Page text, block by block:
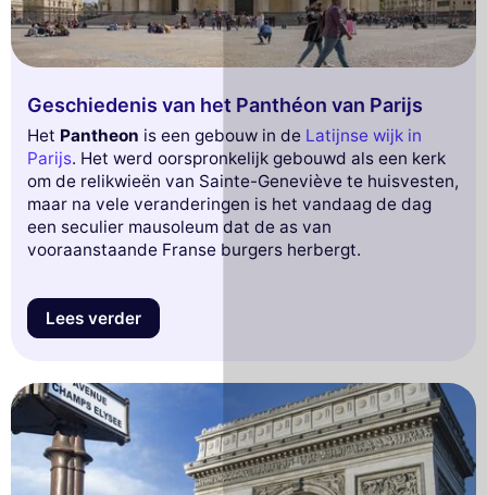
Geschiedenis van het Panthéon van Parijs
Het Pantheon is een gebouw in de Latijnse wijk in
Parijs. Het werd oorspronkelijk gebouwd als een kerk
om de relikwieën van Sainte-Geneviève te huisvesten,
maar na vele veranderingen is het vandaag de dag
een seculier mausoleum dat de as van
vooraanstaande Franse burgers herbergt.
Lees verder